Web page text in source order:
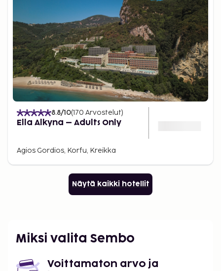
8.8/10(170 Arvostelut)
Ella Alkyna – Adults Only
Agios Gordios, Korfu, Kreikka
Näytä kaikki hotellit
Miksi valita Sembo
Voittamaton arvo ja